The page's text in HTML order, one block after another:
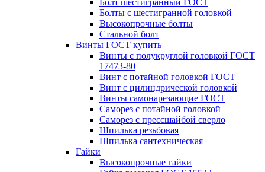
Болт шестигранный ГОСТ
Болты с шестигранной головкой
Высокопрочные болты
Стальной болт
Винты ГОСТ купить
Винты с полукруглой головкой ГОСТ
17473-80
Винт с потайной головкой ГОСТ
Винт с цилиндрической головкой
Винты самонарезающие ГОСТ
Саморез с потайной головкой
Саморез с прессшайбой сверло
Шпилька резьбовая
Шпилька сантехническая
Гайки
Высокопрочные гайки